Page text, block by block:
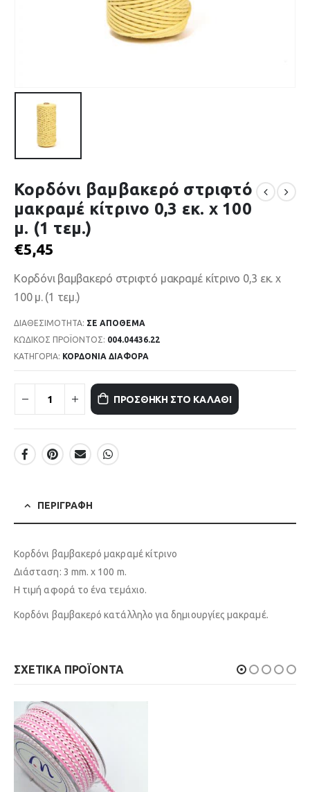
Κορδόνι βαμβακερό στριφτό
μακραμέ κίτρινο 0,3 εκ. χ 100
μ. (1 τεμ.)
€5,45
Κορδόνι βαμβακερό στριφτό μακραμέ κίτρινο 0,3 εκ. χ
100 μ. (1 τεμ.)
ΔΙΑΘΕΣΙΜΌΤΗΤΑ: ΣΕ ΑΠΌΘΕΜΑ
ΚΩΔΙΚΌΣ ΠΡΟΪΌΝΤΟΣ: 004.04436.22
ΚΑΤΗΓΟΡΊΑ: ΚΟΡΔΟΝΙΑ ΔΙΑΦΟΡΑ
ΠΡΟΣΘΉΚΗ ΣΤΟ ΚΑΛΆΘΙ
ΠΕΡΙΓΡΑΦΉ
Κορδόνι βαμβακερό μακραμέ κίτρινο
Διάσταση: 3 mm. x 100 m.
Η τιμή αφορά το ένα τεμάχιο.
Κορδόνι βαμβακερό κατάλληλο για δημιουργίες μακραμέ.
ΣΧΕΤΙΚΆ ΠΡΟΪΌΝΤΑ